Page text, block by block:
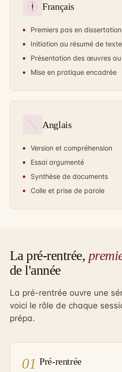
Français
Premiers pas en dissertation
Initiation au résumé de texte
Présentation des œuvres
Mise en pratique encadrée
Anglais
Version et compréhension
Essai argumenté
Synthèse de documents
Colle et prise de parole
La pré-rentrée,
de l'année
La pré-rentrée ouvre une
voici le rôle de chaque
prépa.
01 Pré-rentrée